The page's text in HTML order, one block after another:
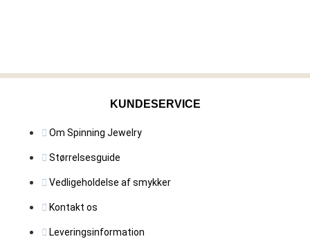
KUNDESERVICE
Om Spinning Jewelry
Størrelsesguide
Vedligeholdelse af smykker
Kontakt os
Leveringsinformation